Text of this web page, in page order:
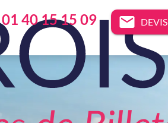
01 40 15 15 09 DEVIS